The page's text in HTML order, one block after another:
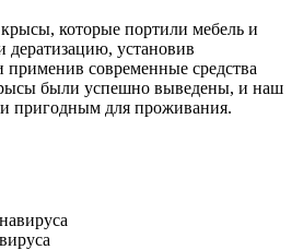
которые портили мебель и
установив
современные средства
были успешно выведены, и наш
пригодным для проживания.